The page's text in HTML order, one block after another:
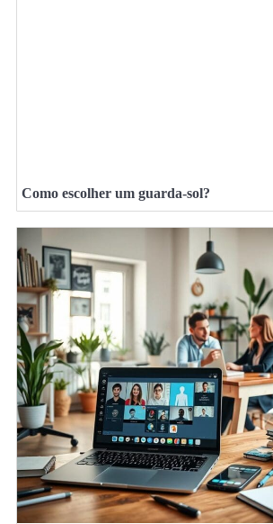
Como escolher um guarda-sol?